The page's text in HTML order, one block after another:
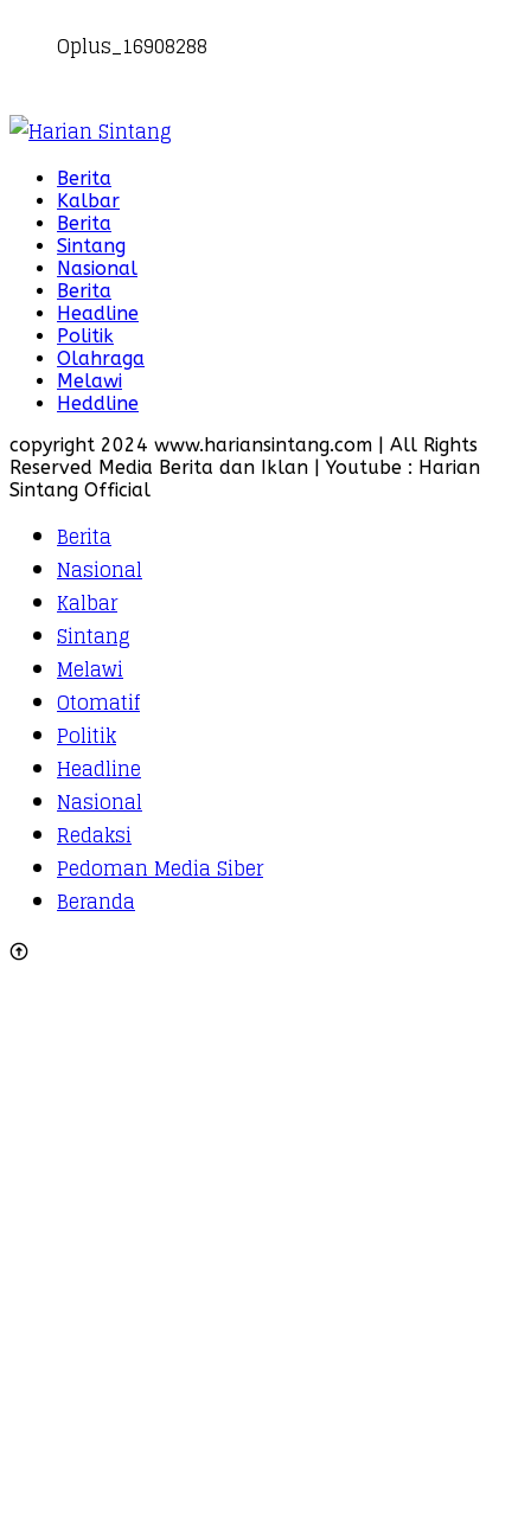
Oplus_16908288
Berita
Kalbar
Berita
Sintang
Nasional
Berita
Headline
Politik
Olahraga
Melawi
Heddline
copyright 2024 www.hariansintang.com | All Rights
Reserved Media Berita dan Iklan | Youtube : Harian
Sintang Official
Berita
Nasional
Kalbar
Sintang
Melawi
Otomatif
Politik
Headline
Nasional
Redaksi
Pedoman Media Siber
Beranda